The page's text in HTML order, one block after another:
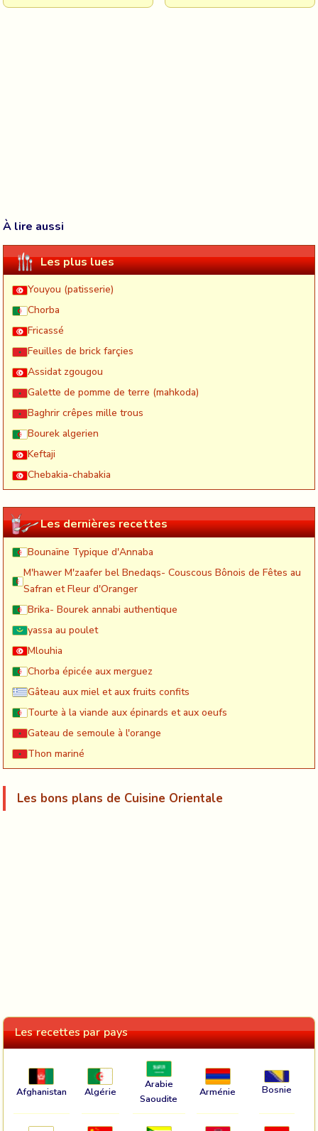
À lire aussi
Les plus lues
Youyou (patisserie)
Chorba
Fricassé
Feuilles de brick farçies
Assidat zgougou
Galette de pomme de terre (mahkoda)
Baghrir crêpes mille trous
Bourek algerien
Keftaji
Chebakia-chabakia
Les dernières recettes
Bounaïne Typique d'Annaba
M'hawer M'zaafer bel Bnedaqs- Couscous Bônois de Fêtes au
Safran et Fleur d'Oranger
Brika- Bourek annabi authentique
yassa au poulet
Mlouhia
Chorba épicée aux merguez
Gâteau aux miel et aux fruits confits
Tourte à la viande aux épinards et aux oeufs
Gateau de semoule à l'orange
Thon mariné
Les bons plans de Cuisine Orientale
Les recettes par pays
Afghanistan Algérie
Arabie
Saoudite
Arménie Bosnie